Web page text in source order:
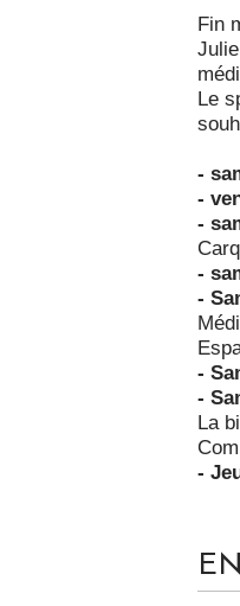
Fin
Le
-
-
-
-
-
-
-
La
-